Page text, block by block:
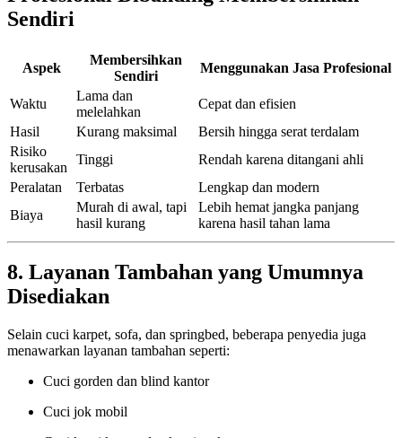
Sendiri
Aspek
Membersihkan
Sendiri
Menggunakan Jasa Profesional
Waktu
Lama dan
melelahkan
Cepat dan efisien
Hasil
Kurang maksimal
Bersih hingga serat terdalam
Risiko
kerusakan
Tinggi
Rendah karena ditangani ahli
Peralatan
Terbatas
Lengkap dan modern
Biaya
Murah di awal, tapi
hasil kurang
Lebih hemat jangka panjang
karena hasil tahan lama
8. Layanan Tambahan yang Umumnya
Disediakan
Selain cuci karpet, sofa, dan springbed, beberapa penyedia juga
menawarkan layanan tambahan seperti:
Cuci gorden dan blind kantor
Cuci jok mobil